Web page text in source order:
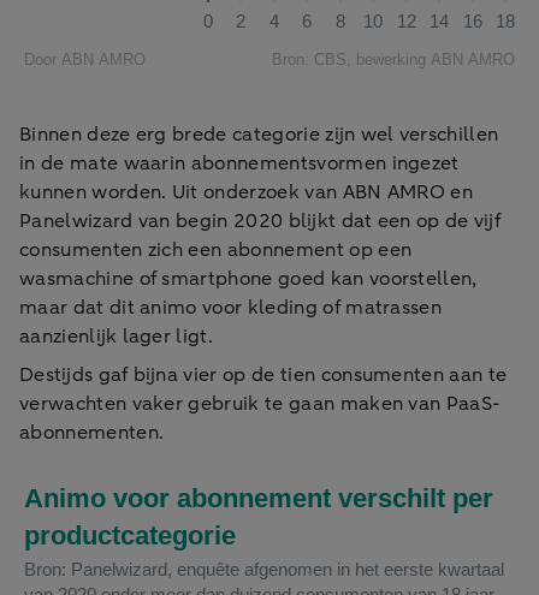
Binnen deze erg brede categorie zijn wel verschillen
in de mate waarin abonnementsvormen ingezet
kunnen worden. Uit onderzoek van ABN AMRO en
Panelwizard van begin 2020 blijkt dat een op de vijf
consumenten zich een abonnement op een
wasmachine of smartphone goed kan voorstellen,
maar dat dit animo voor kleding of matrassen
aanzienlijk lager ligt.
Destijds gaf bijna vier op de tien consumenten aan te
verwachten vaker gebruik te gaan maken van PaaS-
abonnementen.